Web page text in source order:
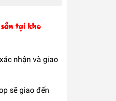
nhận và giao
sẽ giao đến